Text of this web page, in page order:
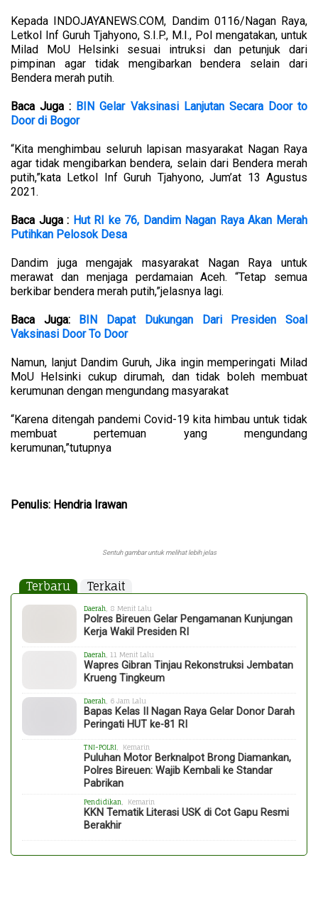
Kepada INDOJAYANEWS.COM, Dandim 0116/Nagan Raya,
Letkol Inf Guruh Tjahyono, S.I.P., M.I., Pol mengatakan, untuk
Milad MoU Helsinki sesuai intruksi dan petunjuk dari
pimpinan agar tidak mengibarkan bendera selain dari
Bendera merah putih.
Baca Juga : BIN Gelar Vaksinasi Lanjutan Secara Door to
Door di Bogor
“Kita menghimbau seluruh lapisan masyarakat Nagan Raya
agar tidak mengibarkan bendera, selain dari Bendera merah
putih,”kata Letkol Inf Guruh Tjahyono, Jum’at 13 Agustus
2021.
Baca Juga : Hut RI ke 76, Dandim Nagan Raya Akan Merah
Putihkan Pelosok Desa
Dandim juga mengajak masyarakat Nagan Raya untuk
merawat dan menjaga perdamaian Aceh. “Tetap semua
berkibar bendera merah putih,”jelasnya lagi.
Baca Juga: BIN Dapat Dukungan Dari Presiden Soal
Vaksinasi Door To Door
Namun, lanjut Dandim Guruh, Jika ingin memperingati Milad
MoU Helsinki cukup dirumah, dan tidak boleh membuat
kerumunan dengan mengundang masyarakat
“Karena ditengah pandemi Covid-19 kita himbau untuk tidak
membuat pertemuan yang mengundang
kerumunan,”tutupnya
Penulis: Hendria Irawan
Sentuh gambar untuk melihat lebih jelas
Terbaru Terkait
Daerah , 8 Menit Lalu
Polres Bireuen Gelar Pengamanan Kunjungan
Kerja Wakil Presiden RI
Daerah , 11 Menit Lalu
Wapres Gibran Tinjau Rekonstruksi Jembatan
Krueng Tingkeum
Daerah , 6 Jam Lalu
Bapas Kelas II Nagan Raya Gelar Donor Darah
Peringati HUT ke-81 RI
TNI-POLRI , Kemarin
Puluhan Motor Berknalpot Brong Diamankan,
Polres Bireuen: Wajib Kembali ke Standar
Pabrikan
Pendidikan , Kemarin
KKN Tematik Literasi USK di Cot Gapu Resmi
Berakhir